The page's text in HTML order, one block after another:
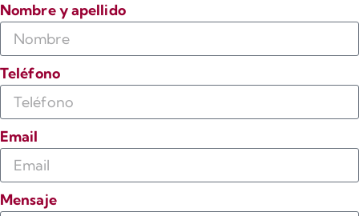
Nombre y apellido
Teléfono
Email
Mensaje